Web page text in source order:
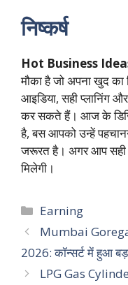
निष्कर्ष
Hot Business
मौका है जो अपना खुद
आइडिया, सही प्लानिंग
कर सकते हैं। आज के
है, बस आपको उन्हें
जरूरत है। अगर आप सही
मिलेगी।
Categories
Earning
Mumbai
2026: कॉन्सर्ट में हुआ बड़ा
LPG Gas